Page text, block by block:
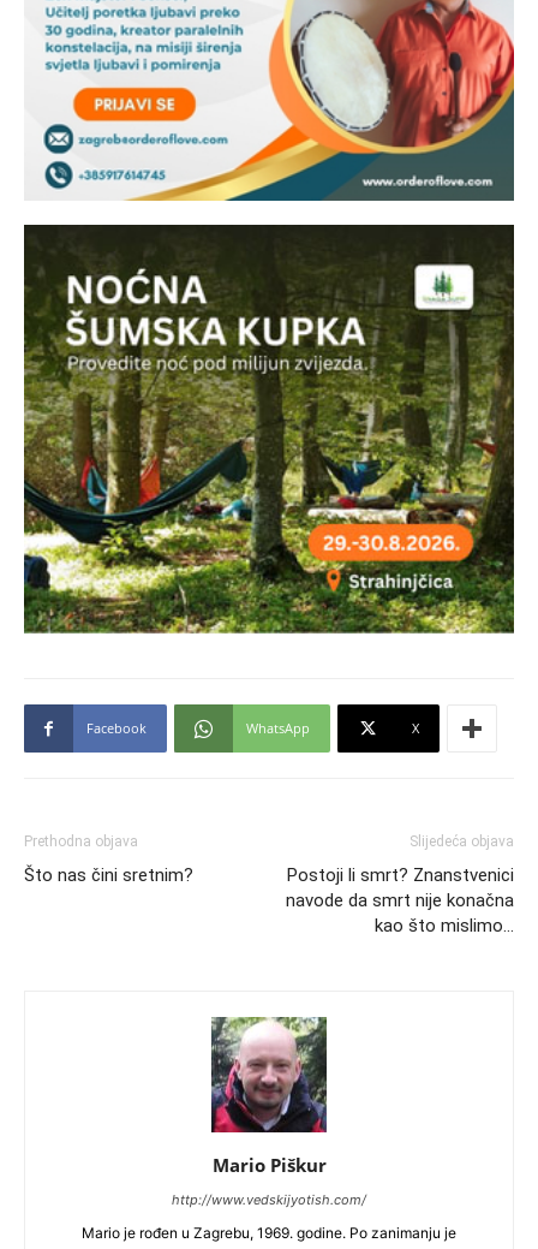
Facebook WhatsApp X
Prethodna objava
Što nas čini sretnim?
Slijedeća objava
Postoji li smrt? Znanstvenici
navode da smrt nije konačna
kao što mislimo…
Mario Piškur
http://www.vedskijyotish.com/
Mario je rođen u Zagrebu, 1969. godine. Po zanimanju je